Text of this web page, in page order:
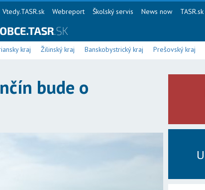
Vtedy.TASR.sk Webreport Školský servis News now TASR.sk
kraj Žilinský kraj Banskobystrický kraj Prešovský kraj
bude o